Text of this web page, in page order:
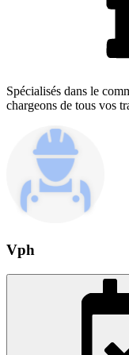
Spécialisés dans le
chargeons de tous vos
Vph